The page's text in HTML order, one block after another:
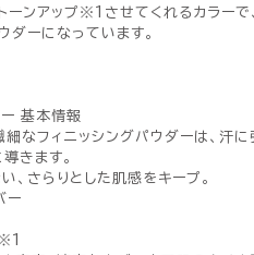
ンアップ※1させてくれるカラーで
ーになっています。
ー 基本情報
なフィニッシングパウダーは、汗に
きます。
、さらりとした肌感をキープ。
ー